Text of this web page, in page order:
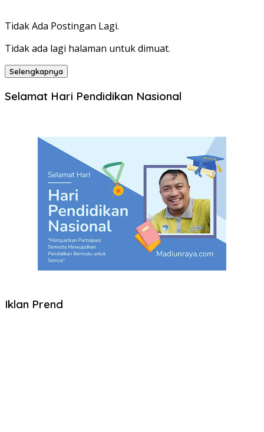
Tidak Ada Postingan Lagi.
Tidak ada lagi halaman untuk dimuat.
Selengkapnya
Selamat Hari Pendidikan Nasional
Iklan Prend